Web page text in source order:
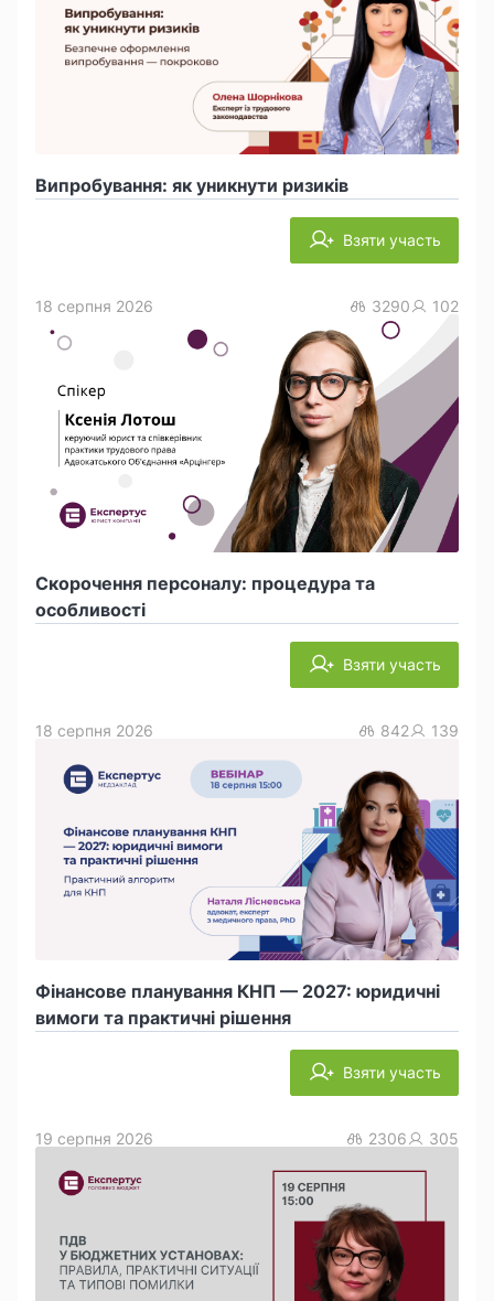
Випробування: як уникнути ризиків
Взяти участь
Скорочення персоналу: процедура та
особливості
18 серпня 2026 3290 102
Взяти участь
Фінансове планування КНП — 2027: юридичні
вимоги та практичні рішення
18 серпня 2026 842 139
Взяти участь
19 серпня 2026 2306 305